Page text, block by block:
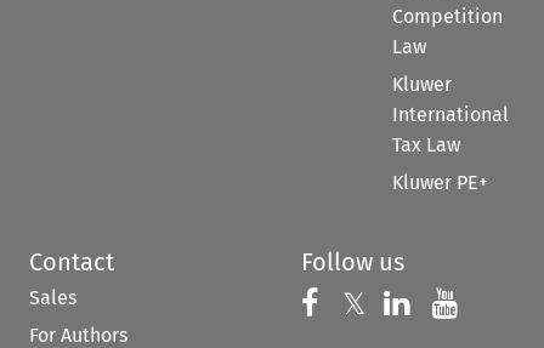
Competition
Law
Kluwer
International
Tax Law
Kluwer PE+
Contact
Sales
For Authors
Follow us
Follow us on
𝕏 Follow us on
Follow us